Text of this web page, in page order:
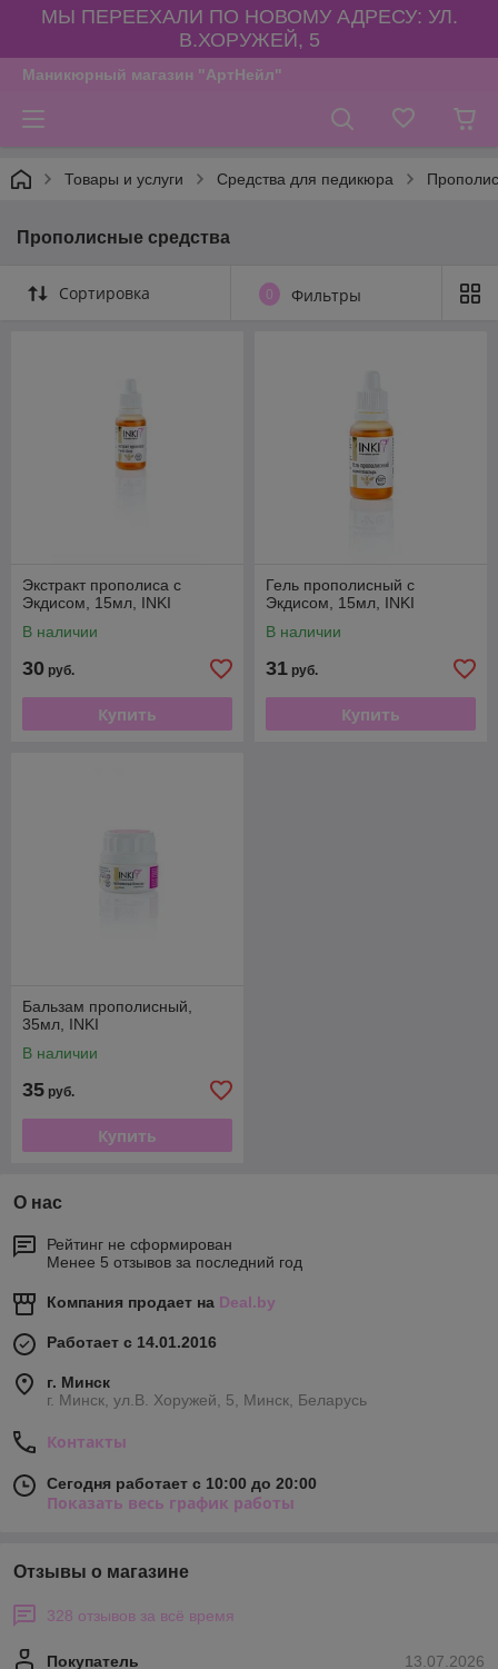
МЫ ПЕРЕЕХАЛИ ПО НОВОМУ АДРЕСУ: УЛ.
В.ХОРУЖЕЙ, 5
Маникюрный магазин "АртНейл"
Товары и услуги Средства для педикюра
Прополисные средства
Сортировка 0 Фильтры
Экстракт прополиса с
Экдисом, 15мл, INKI
В наличии
30 руб.
Купить
Гель прополисный с
Экдисом, 15мл, INKI
В наличии
31 руб.
Купить
Бальзам прополисный,
35мл, INKI
В наличии
35 руб.
Купить
О нас
Рейтинг не сформирован
Менее 5 отзывов за последний год
Компания продает на Deal.by
Работает с 14.01.2016
г. Минск
г. Минск, ул.В. Хоружей, 5, Минск, Беларусь
Контакты
Сегодня работает с 10:00 до 20:00
Показать весь график работы
Отзывы о магазине
328 отзывов за всё время
13.07.2026
Покупатель